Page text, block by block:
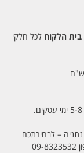
הלקוח לכל חלקי